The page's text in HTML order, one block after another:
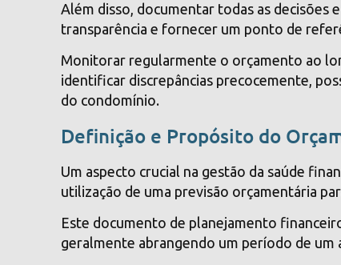
Além disso, documentar todas as decisões
transparência e fornecer um ponto de
Monitorar regularmente o orçamento ao
identificar discrepâncias precocemente,
do condomínio.
Definição e Propósito do
Um aspecto crucial na gestão da saúde
utilização de uma previsão orçamentária
Este documento de planejamento
geralmente abrangendo um período de um